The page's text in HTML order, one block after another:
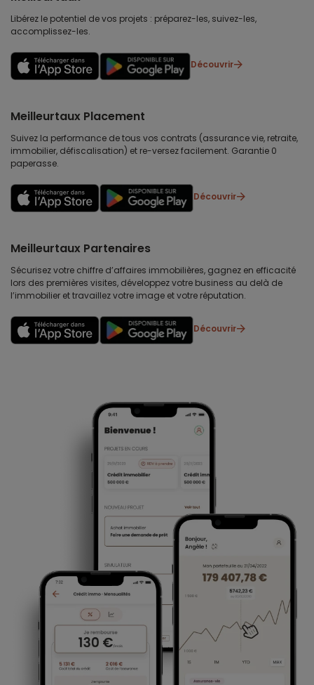
Libérez le potentiel de vos projets : préparez-les, suivez-les,
accomplissez-les.
Découvrir
Meilleurtaux Placement
Suivez la performance de tous vos contrats (assurance vie, retraite,
immobilier, défiscalisation) et re-versez facilement. Garantie 0
paperasse.
Découvrir
Meilleurtaux Partenaires
Sécurisez votre chiffre d’affaires immobilières, gagnez en efficacité
lors des premières visites, développez votre business au delà de
l’immobilier et travaillez votre image et votre réputation.
Découvrir